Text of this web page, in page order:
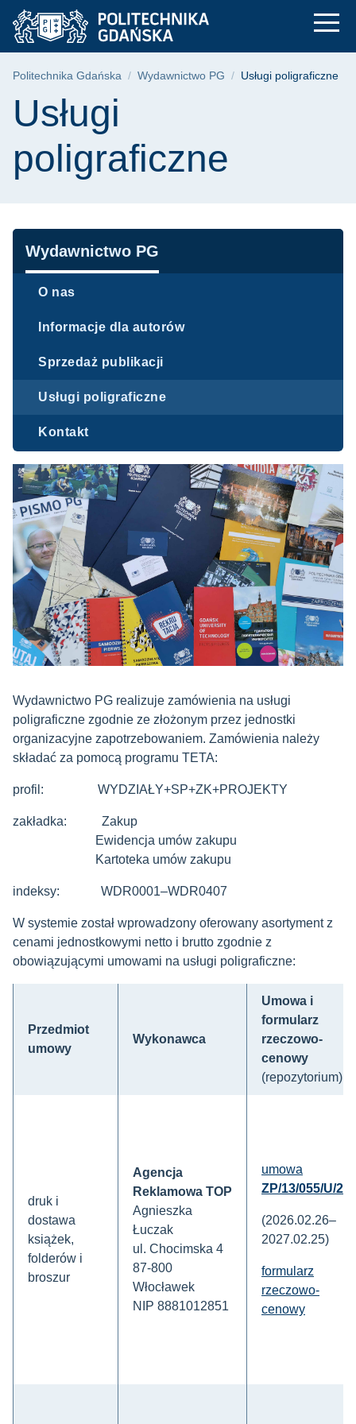
Przejdź
do
menu
Przejdź
do
wyszukiwarki
Przejdź
do
treści
Usługi poligraficzne
Ścieżka nawigacyjna
Politechnika Gdańska Wydawnictwo PG Usługi poligraficzne
Treść strony
Usługi
poligraficzne
Nawigacja
Wydawnictwo PG
O nas
Informacje dla autorów
Sprzedaż publikacji
Usługi poligraficzne
Kontakt
Wydawnictwo PG realizuje zamówienia na usługi
poligraficzne zgodnie ze złożonym przez jednostki
organizacyjne zapotrzebowaniem. Zamówienia należy
składać za pomocą programu TETA:
profil: WYDZIAŁY+SP+ZK+PROJEKTY
zakładka: Zakup
Ewidencja umów zakupu
Kartoteka umów zakupu
indeksy: WDR0001–WDR0407
W systemie został wprowadzony oferowany asortyment z
cenami jednostkowymi netto i brutto zgodnie z
obowiązującymi umowami na usługi poligraficzne:
Przedmiot
umowy
Wykonawca
Umowa i
formularz
rzeczowo-
cenowy
(repozytorium)
druk i
dostawa
książek,
folderów i
broszur
Agencja
Reklamowa TOP
Agnieszka
Łuczak
ul. Chocimska 4
87-800
Włocławek
NIP 8881012851
umowa
ZP/13/055/U/26
(2026.02.26–
2027.02.25)
formularz
rzeczowo-
cenowy